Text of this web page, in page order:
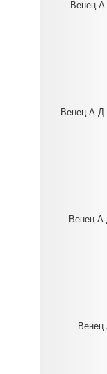
Венец
Венец
Венец